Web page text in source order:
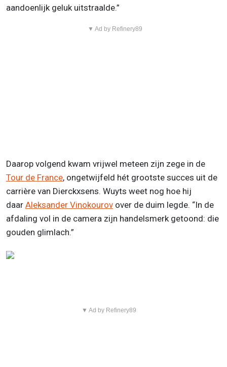
aandoenlijk geluk uitstraalde.”
▼ Ad by Refinery89
Daarop volgend kwam vrijwel meteen zijn zege in de
Tour de France, ongetwijfeld hét grootste succes uit de
carrière van Dierckxsens. Wuyts weet nog hoe hij
daar Aleksander Vinokourov over de duim legde. “In de
afdaling vol in de camera zijn handelsmerk getoond: die
gouden glimlach.”
▼ Ad by Refinery89